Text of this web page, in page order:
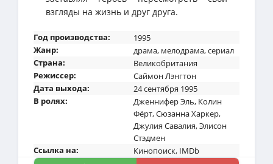
взгляды на жизнь и друг друга.
Год производства:
1995
Жанр:
драма, мелодрама,сериал
Страна:
Великобритания
Режиссер:
Саймон Лэнгтон
Дата выхода:
24 сентября 1995
В ролях:
Дженнифер Эль, Колин
Фёрт,Сюзанна Харкер,
Джулия Савалия,Элисон
Стэдмен
Ссылка на:
Кинопоиск, IMDb